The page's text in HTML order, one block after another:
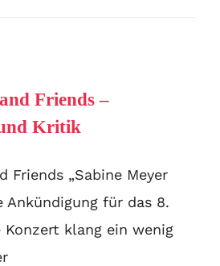
Friends –
Kritik
Friends „Sabine Meyer
Ankündigung für das 8.
Konzert klang ein wenig